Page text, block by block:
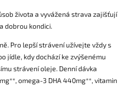
života a vyvážená strava zajišťují
dobrou kondici.
Pro lepší strávení užívejte vždy s
jídle, kdy dochází ke zvýšenému
strávení oleje. Denní dávka
omega-3 DHA 440mg**, vitamin